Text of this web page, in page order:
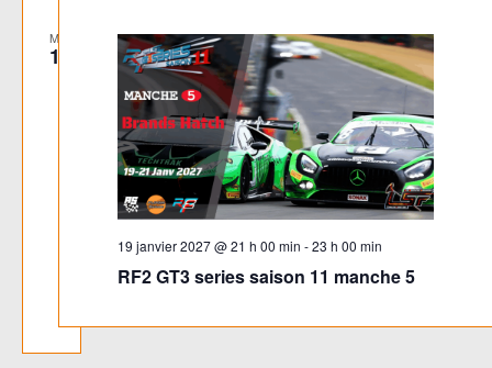
MAR
19
RF2 GT3 series saison 11 manche 5
19 janvier 2027 @ 21 h 00 min -23 h 00 min